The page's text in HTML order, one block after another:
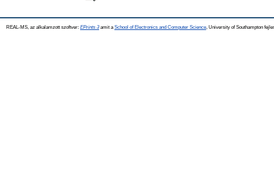
REAL-MS, az alkalamzott szoftver: EPrints 3amit a School of Electronics and Computer Science , University of Southampton